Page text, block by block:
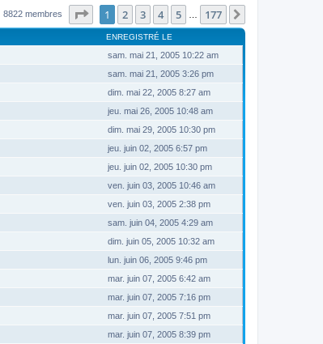
8822 membres Page sur177
1 2 3 4 5 177
ENREGISTRÉ LE
sam. mai 21, 2005 10:22 am
sam. mai 21, 2005 3:26 pm
dim. mai 22, 2005 8:27 am
jeu. mai 26, 2005 10:48 am
dim. mai 29, 2005 10:30 pm
jeu. juin 02, 2005 6:57 pm
jeu. juin 02, 2005 10:30 pm
ven. juin 03, 2005 10:46 am
ven. juin 03, 2005 2:38 pm
sam. juin 04, 2005 4:29 am
dim. juin 05, 2005 10:32 am
lun. juin 06, 2005 9:46 pm
mar. juin 07, 2005 6:42 am
mar. juin 07, 2005 7:16 pm
mar. juin 07, 2005 7:51 pm
mar. juin 07, 2005 8:39 pm